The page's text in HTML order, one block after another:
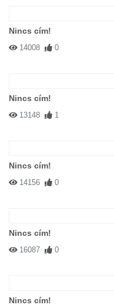
Nincs cím!
14008 0
Nincs cím!
13148 1
Nincs cím!
14156 0
Nincs cím!
16087 0
Nincs cím!